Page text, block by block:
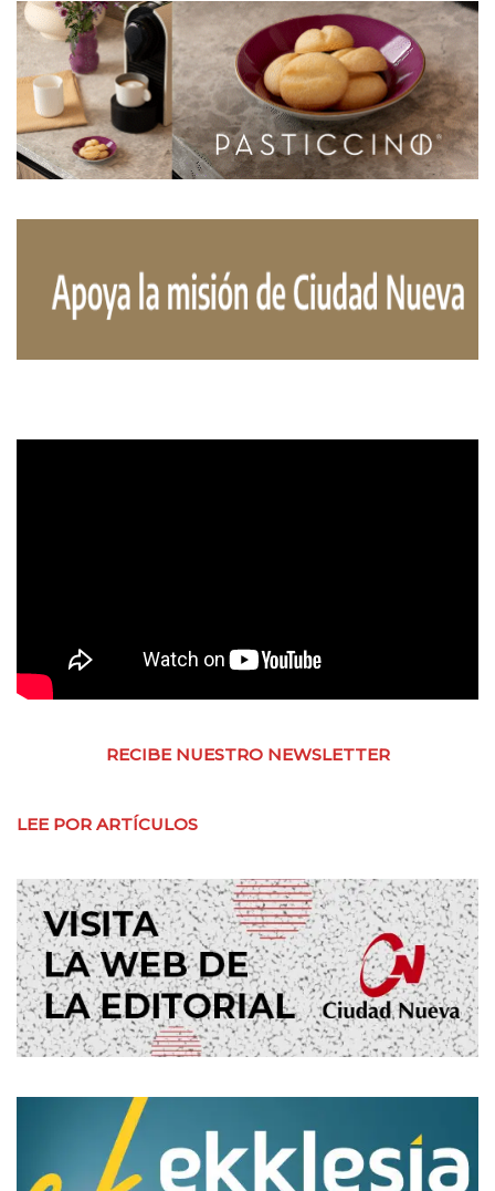
RECIBE NUESTRO NEWSLETTER
LEE POR ARTÍCULOS